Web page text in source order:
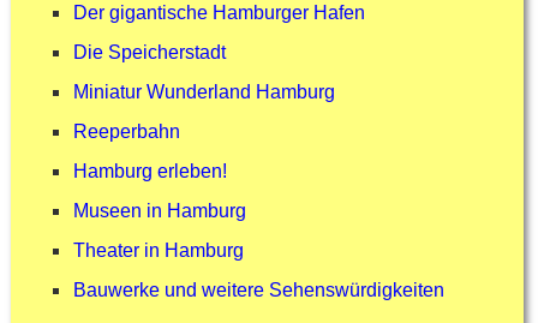
Der gigantische Hamburger Hafen
Die Speicherstadt
Miniatur Wunderland Hamburg
Reeperbahn
Hamburg erleben!
Museen in Hamburg
Theater in Hamburg
Bauwerke und weitere Sehenswürdigkeiten